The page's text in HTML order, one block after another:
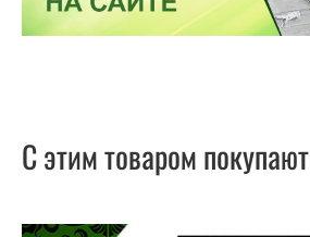
С этим товаром покупают